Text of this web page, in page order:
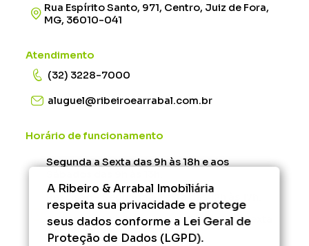
Rua Espírito Santo, 971, Centro, Juiz de Fora,
MG, 36010-041
Atendimento
(32) 3228-7000
aluguel@ribeiroearrabal.com.br
Horário de funcionamento
Segunda a Sexta das 9h às 18h e aos
Administrativo/Financeiro - Segunda à Sexta
das 9h às 17h.
A Ribeiro & Arrabal Imobiliária
respeita sua privacidade e protege
seus dados conforme a Lei Geral de
Proteção de Dados (LGPD).